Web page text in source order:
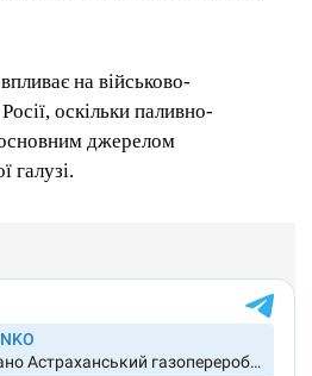
на військово-
оскільки паливно-
джерелом
галузі.